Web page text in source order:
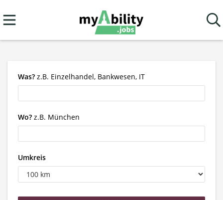
Was? z.B. Einzelhandel, Bankwesen, IT
Wo? z.B. München
Umkreis